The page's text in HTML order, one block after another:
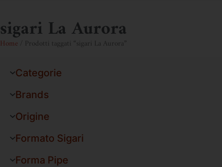
sigari La Aurora
Home / Prodotti taggati “sigari La Aurora”
Categorie
Brands
Origine
Formato Sigari
Forma Pipe